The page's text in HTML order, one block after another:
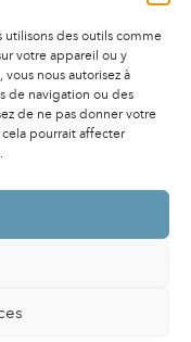
utilisons des outils comme
votre appareil ou y
nous autorisez à
de navigation ou des
de ne pas donner votre
pourrait affecter
|
ESPACE PRESSE